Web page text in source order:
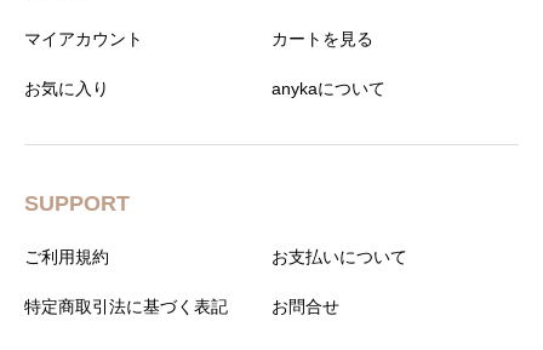
マイアカウント カートを見る
お気に入り anykaについて
SUPPORT
ご利用規約 お支払いについて
特定商取引法に基づく表記 お問合せ